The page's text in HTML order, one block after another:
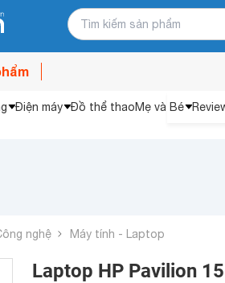
Điện máy Đồ thể thaoMẹ và Bé
nghệ Máy tính - Laptop
Laptop HP Pavilion